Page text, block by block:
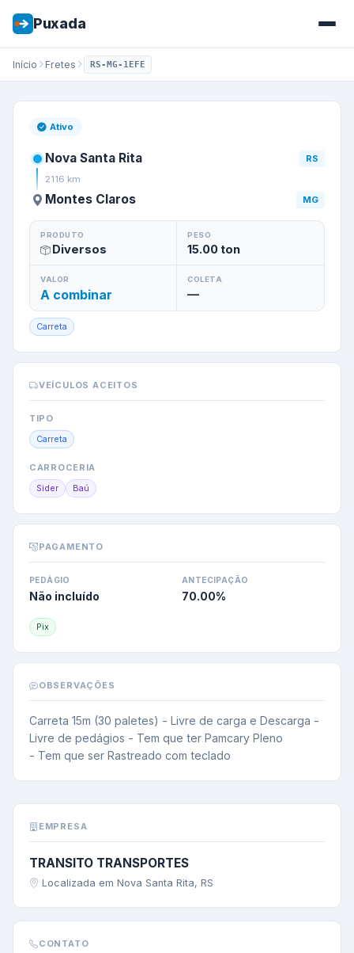
Puxada
Início Fretes RS-MG-1EFE
Frete de
Ativo
Nova Santa Rita
RS
2116 km
Montes Claros MG
PRODUTO
Diversos
PESO
15.00ton
VALOR
A combinar
COLETA
—
Carreta
VEÍCULOS ACEITOS
TIPO
Carreta
CARROCERIA
Sider Baú
PAGAMENTO
PEDÁGIO
Não incluído
ANTECIPAÇÃO
70.00%
Pix
OBSERVAÇÕES
Carreta 15m (30 paletes) - Livre de carga e Descarga -
Livre de pedágios - Tem que ter Pamcary Pleno
- Tem que ser Rastreado com teclado
EMPRESA
TRANSITO TRANSPORTES
Localizada em Nova Santa Rita, RS
CONTATO